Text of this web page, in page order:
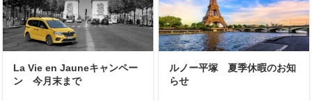
La Vie en Jauneキャンペー
ン 今月末まで
ルノー平塚 夏季休暇のお知
らせ